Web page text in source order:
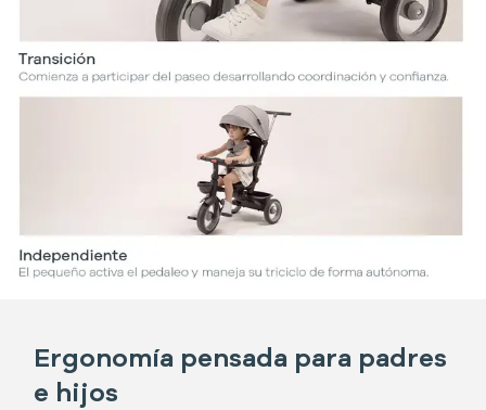
Ergonomía pensada para padres
e hijos